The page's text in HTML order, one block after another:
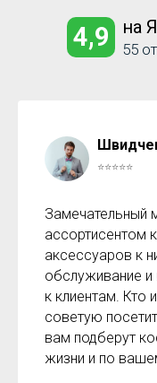
55
на
4,9
⭐⭐⭐⭐⭐
Замечательный
ассортисентом
аксессуаров к
обслуживание и
к клиентам. Кто
советую
вам подберут
жизни и по